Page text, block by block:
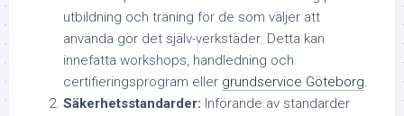
utbildning och träning för de som väljer att
använda gör det själv-verkstäder. Detta kan
innefatta workshops, handledning och
certifieringsprogram eller grundservice Göteborg.
Säkerhetsstandarder: Införande av standarder